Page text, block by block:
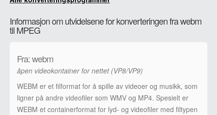
Informasjon om utvidelsene for konverteringen fra webm
til MPEG
Fra: webm
åpen videokontainer for nettet (VP8/VP9)
WEBM er et filformat for å spille av videoer og musikk, som
ligner på andre videofiler som WMV og MP4. Spesielt er
WEBM et containerformat for lyd- og videofiler med filtypen